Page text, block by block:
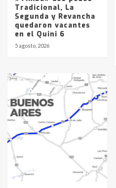
Tradicional, La
Segunda y Revancha
quedaron vacantes
en el Quini 6
5 agosto, 2026